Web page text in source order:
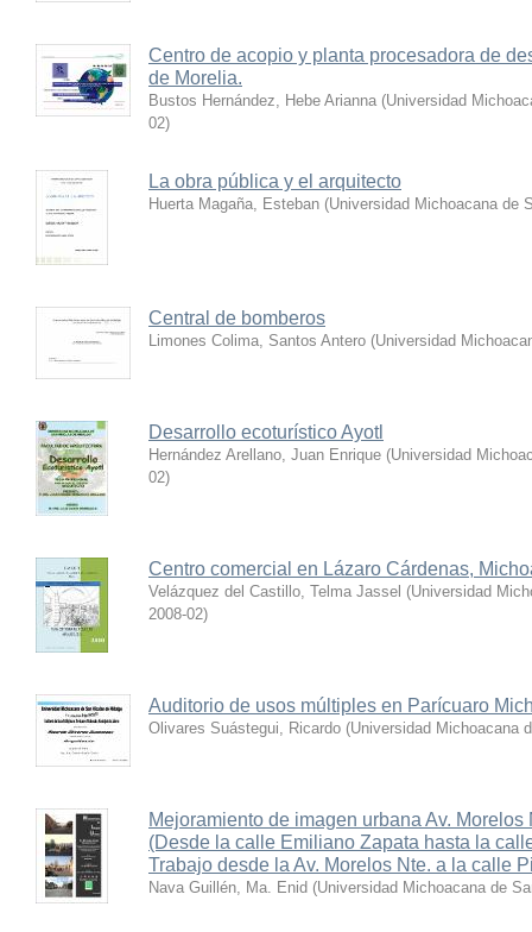
Centro de acopio y planta procesadora de
de Morelia.
Bustos Hernández, Hebe Arianna (Universidad
02)
La obra pública y el arquitecto
Huerta Magaña, Esteban (Universidad Michoacana de
Central de bomberos
Limones Colima, Santos Antero (Universidad
Desarrollo ecoturístico Ayotl
Hernández Arellano, Juan Enrique (Universidad
02)
Centro comercial en Lázaro Cárdenas,
Velázquez del Castillo, Telma Jassel (Universidad
2008-02)
Auditorio de usos múltiples en Parícuaro
Olivares Suástegui, Ricardo (Universidad Michoacana
Mejoramiento de imagen urbana Av.
(Desde la calle Emiliano Zapata hasta la
Trabajo desde la Av. Morelos Nte. a la calle
Nava Guillén, Ma. Enid (Universidad Michoacana de